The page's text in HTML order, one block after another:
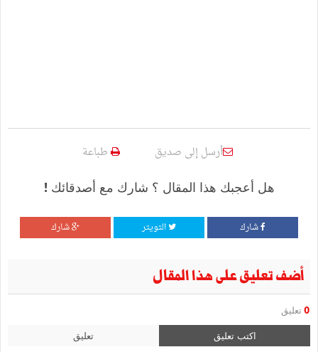
أرسل إلى صديق طباعة
هل أعجبك هذا المقال ؟ شارك مع أصدقائك !
شارك التويتر شارك
أضف تعليق على هذا المقال
0 تعليق
اكتب تعليق تعليق